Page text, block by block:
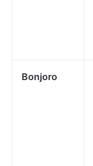
Bonjoro